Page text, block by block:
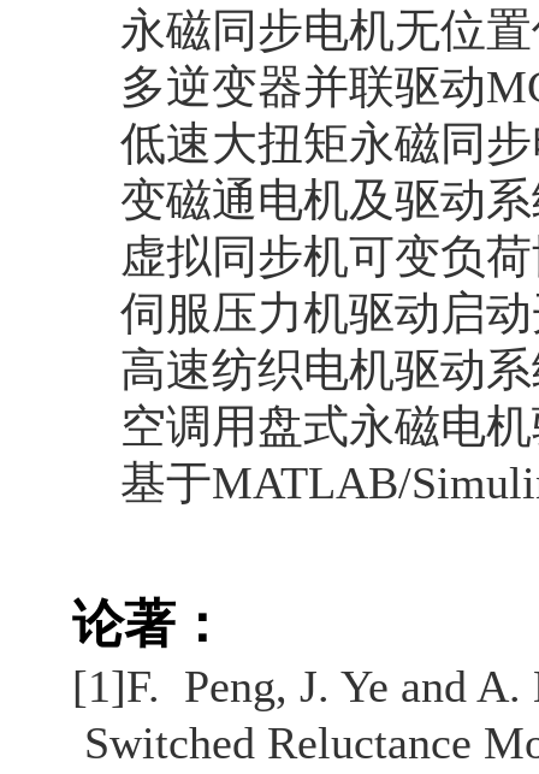
永磁同步电机无位置
多逆变器并联驱动
低速大扭矩永磁同步
变磁通电机及驱动系
虚拟同步机可变负荷
伺服压力机驱动启动
高速纺织电机驱动系
空调用盘式永磁电机
基于MATLAB/
论著：
[1]F. Peng, J. Ye and
Switched Reluctance